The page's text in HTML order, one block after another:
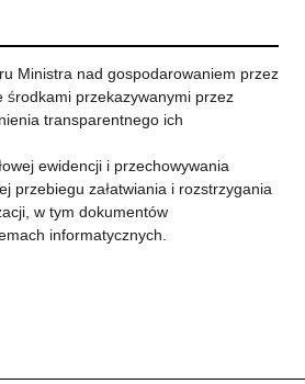
Ministra nad gospodarowaniem przez
środkami przekazywanymi przez
transparentnego ich
ewidencji i przechowywania
przebiegu załatwiania i rozstrzygania
w tym dokumentów
informatycznych.